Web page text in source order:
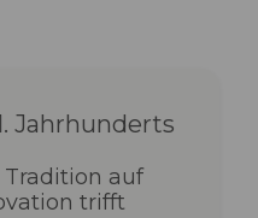
Jahrhunderts
auf
trifft